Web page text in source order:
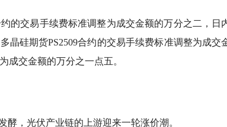
约的交易手续费标准调整为成交金额的万分之二，
晶硅期货PS2509合约的交易手续费标准调整为成
成交金额的万分之一点五。
酵，光伏产业链的上游迎来一轮涨价潮。